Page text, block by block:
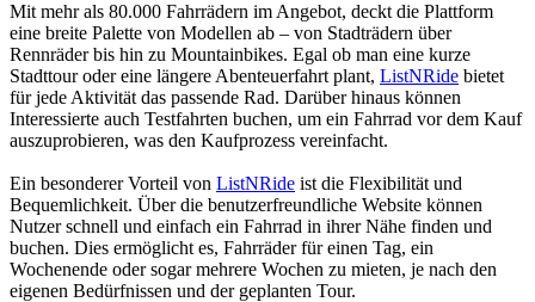
Mit mehr als 80.000 Fahrrädern im Angebot, deckt die Plattform
eine breite Palette von Modellen ab – von Stadträdern über
Rennräder bis hin zu Mountainbikes. Egal ob man eine kurze
Stadttour oder eine längere Abenteuerfahrt plant, ListNRide bietet
für jede Aktivität das passende Rad. Darüber hinaus können
Interessierte auch Testfahrten buchen, um ein Fahrrad vor dem Kauf
auszuprobieren, was den Kaufprozess vereinfacht.
Ein besonderer Vorteil von ListNRide ist die Flexibilität und
Bequemlichkeit. Über die benutzerfreundliche Website können
Nutzer schnell und einfach ein Fahrrad in ihrer Nähe finden und
buchen. Dies ermöglicht es, Fahrräder für einen Tag, ein
Wochenende oder sogar mehrere Wochen zu mieten, je nach den
eigenen Bedürfnissen und der geplanten Tour.